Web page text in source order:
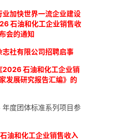
业加快世界一流企业建设
石油和化工企业销售收
会的通知
志社有限公司招聘启事
2026 石油和化工企业销
发展研究报告汇编》的
度团体标准系列项目参
油和化工企业销售收入